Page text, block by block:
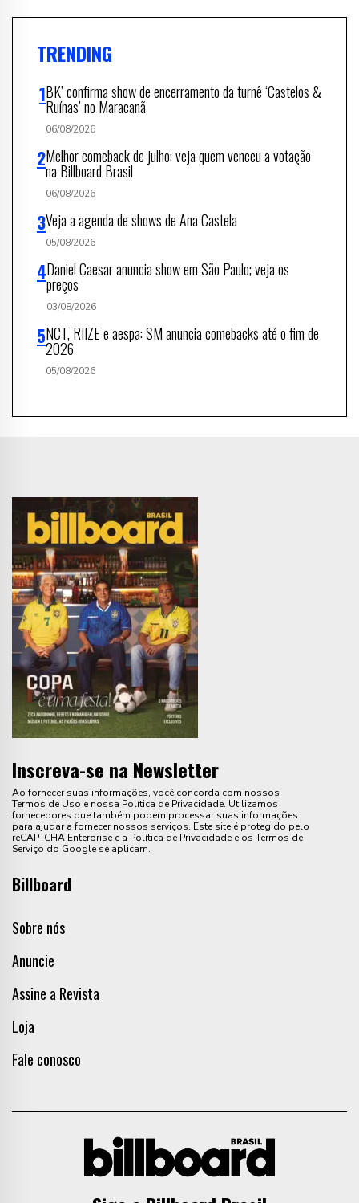
TRENDING
BK’ confirma show de encerramento da turnê ‘Castelos &
Ruínas’ no Maracanã
06/08/2026
Melhor comeback de julho: veja quem venceu a votação
na Billboard Brasil
06/08/2026
Veja a agenda de shows de Ana Castela
05/08/2026
Daniel Caesar anuncia show em São Paulo; veja os
preços
03/08/2026
NCT, RIIZE e aespa: SM anuncia comebacks até o fim de
2026
05/08/2026
Inscreva-se na Newsletter
Ao fornecer suas informações, você concorda com nossos
Termos de Uso e nossa Política de Privacidade. Utilizamos
fornecedores que também podem processar suas informações
para ajudar a fornecer nossos serviços. Este site é protegido pelo
reCAPTCHA Enterprise e a Política de Privacidade e os Termos de
Serviço do Google se aplicam.
Billboard
Sobre nós
Anuncie
Assine a Revista
Loja
Fale conosco